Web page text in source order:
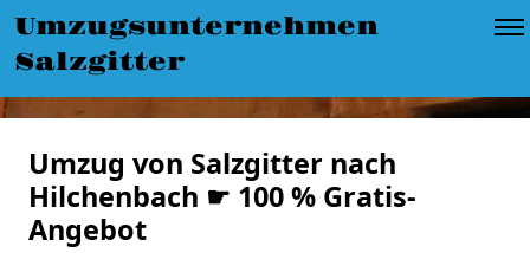
Umzugsunternehmen
Salzgitter
Umzug von Salzgitter nach
Hilchenbach ☛ 100 % Gratis-
Angebot